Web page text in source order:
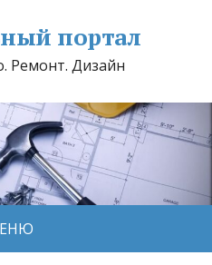
портал
Ремонт. Дизайн